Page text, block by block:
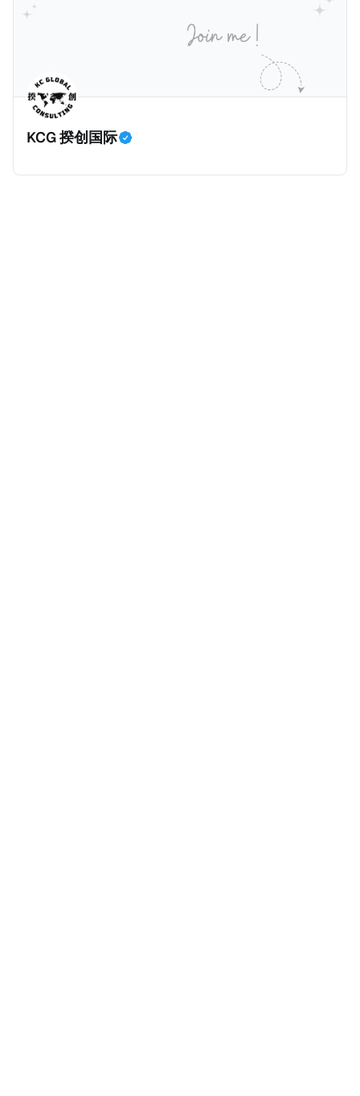
册公司，并提供公司注册证书和注册企业的介绍/支持信
并提供有关投资将如何为印度经济做出贡献的详细计
申请。申请人在印度居住共12年后有资格申请印度公民
身份，包括在申请前连续居住11年，短暂缺席的少数例
外。由于印度不允许双重国籍，申请人必须放弃其原始
包括：申请表、护照、无犯罪证明，以及最后一次进入
危地马拉的证明，且材料必须公证并翻译成西班牙语。
在危地马拉居住至少五年、具备流利西班牙语、对当地
历史文化有认识，就可以入籍成为危地马拉公民。 那
么，危地马拉的税务政策有吸引力吗？我们来看看：
KCG 揆创国际